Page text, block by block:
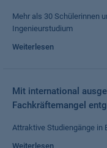
Mehr als 30 Schülerinnen
Ingenieurstudium
Weiterlesen
Mit international
Fachkräftemangel
Attraktive Studiengänge in
Weiterlesen